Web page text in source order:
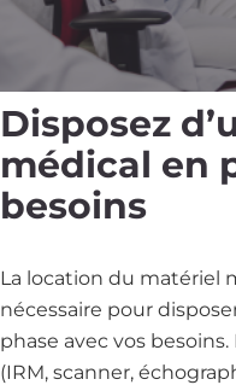
Disposez
médical en
besoins
La location du matériel
nécessaire pour
phase avec vos
(IRM, scanner,